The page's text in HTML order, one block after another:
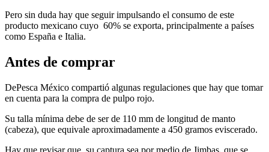
Pero sin duda hay que seguir impulsando el consumo de este
producto mexicano cuyo 60% se exporta, principalmente a países
como España e Italia.
Antes de comprar
DePesca México compartió algunas regulaciones que hay que tomar
en cuenta para la compra de pulpo rojo.
Su talla mínima debe de ser de 110 mm de longitud de manto
(cabeza), que equivale aproximadamente a 450 gramos eviscerado.
Hay que revisar que su captura sea por medio de Jimbas, que se